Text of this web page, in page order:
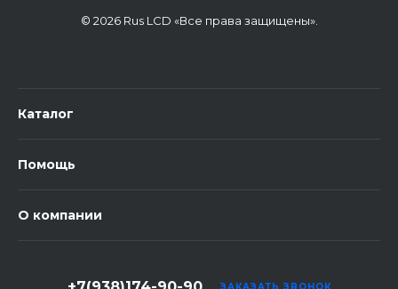
© 2026 Rus LCD «Все права защищены».
Каталог
Помощь
О компании
ЗАКАЗАТЬ ЗВОНОК